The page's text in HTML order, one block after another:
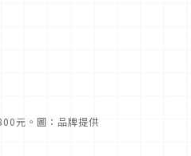
元。圖：品牌提供